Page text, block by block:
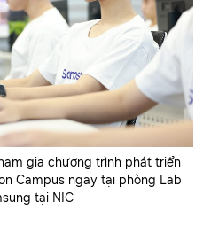
gia chương trình phát triển
Campus ngay tại phòng Lab
tại NIC